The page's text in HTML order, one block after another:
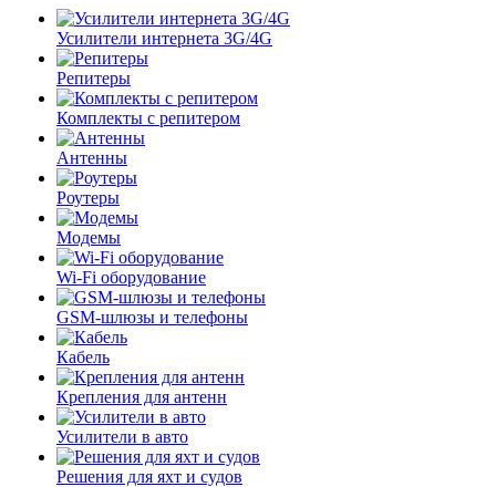
Усилители интернета 3G/4G
Репитеры
Комплекты с репитером
Антенны
Роутеры
Модемы
Wi-Fi оборудование
GSM-шлюзы и телефоны
Кабель
Крепления для антенн
Усилители в авто
Решения для яхт и судов